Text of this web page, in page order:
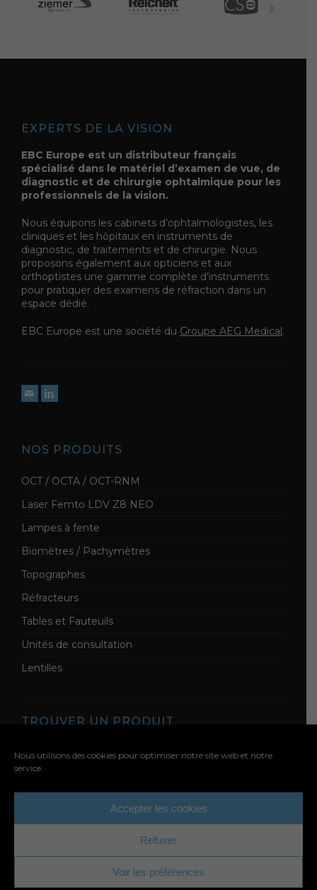
Nous utilisons des cookies pour optimiser notre site web et notre
service.
Accepter les cookies
Refuser
Voir les préférences
EXPERTS DE LA VISION
EBC Europe est un distributeur français
spécialisé dans le matériel d’examen de vue, de
diagnostic et de chirurgie ophtalmique pour les
professionnels de la vision.
Nous équipons les cabinets d’ophtalmologistes, les
cliniques et les hôpitaux en instruments de
diagnostic, de traitements et de chirurgie. Nous
proposons également aux opticiens et aux
orthoptistes une gamme complète d’instruments
pour pratiquer des examens de réfraction dans un
espace dédié.
EBC Europe est une société du Groupe AEG Medical .
NOS PRODUITS
OCT / OCTA / OCT-RNM
Laser Femto LDV Z8 NEO
Lampes à fente
Biomètres / Pachymètres
Topographes
Réfracteurs
Tables et Fauteuils
Unités de consultation
Lentilles
TROUVER UN PRODUIT
Politique de cookies